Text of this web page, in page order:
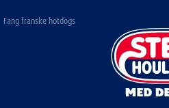
Fang franske hotdogs